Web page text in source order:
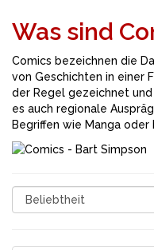
Was sind
Comics bezeichnen die
von Geschichten in einer
der Regel gezeichnet
es auch regionale
Begriffen wie Manga